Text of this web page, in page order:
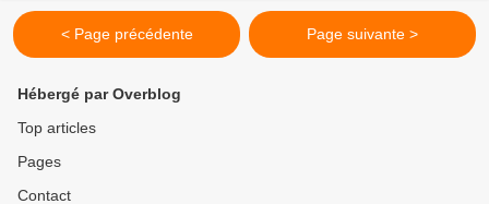
< Page précédente Page suivante >
Hébergé par Overblog
Top articles
Pages
Contact